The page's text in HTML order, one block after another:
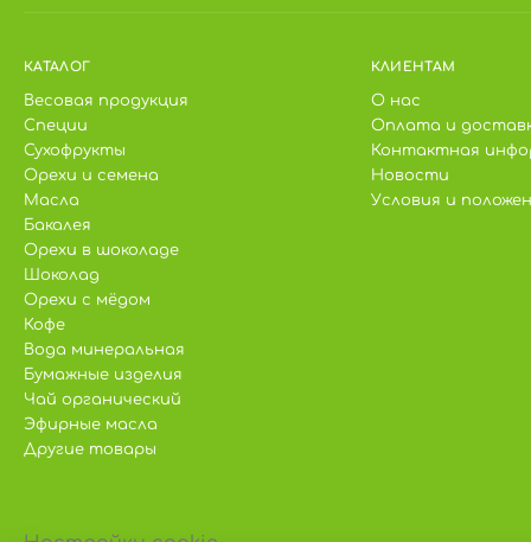
КАТАЛОГ
Весовая продукция
Специи
Сухофрукты
Орехи и семена
Масла
Бакалея
Орехи в шоколаде
Шоколад
Орехи с мёдом
Кофе
Вода минеральная
Бумажные изделия
Чай органический
Эфирные масла
Другие товары
КЛИЕНТАМ
О нас
Оплата и
Контактная
Новости
Условия и